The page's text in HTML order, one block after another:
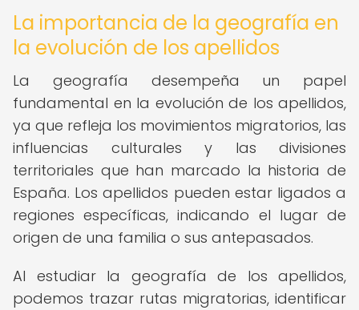
La importancia de la geografía en
la evolución de los apellidos
La geografía desempeña un papel
fundamental en la evolución de los apellidos,
ya que refleja los movimientos migratorios, las
influencias culturales y las divisiones
territoriales que han marcado la historia de
España. Los apellidos pueden estar ligados a
regiones específicas, indicando el lugar de
origen de una familia o sus antepasados.
Al estudiar la geografía de los apellidos,
podemos trazar rutas migratorias, identificar